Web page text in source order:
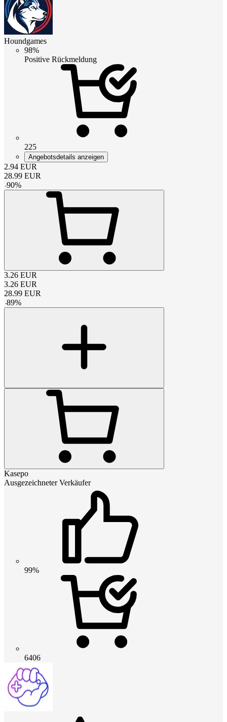
Houndgames
98%
Positive Rückmeldung
225
Angebotsdetails anzeigen
2.94 EUR
28.99 EUR
-90%
3.26 EUR
3.26 EUR
28.99 EUR
-89%
Kasepo
Ausgezeichneter Verkäufer
99%
6406